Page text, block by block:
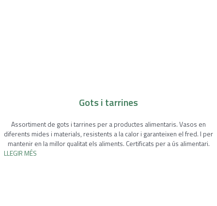
Gots i tarrines
Assortiment de gots i tarrines per a productes alimentaris. Vasos en
diferents mides i materials, resistents a la calor i garanteixen el fred. I per
mantenir en la millor qualitat els aliments. Certificats per a ús alimentari.
LLEGIR MÉS